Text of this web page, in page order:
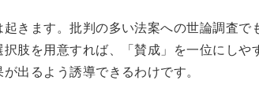
きます。批判の多い法案への世論調査で
択肢を用意すれば、「賛成」を一位にしや
出るよう誘導できるわけです。